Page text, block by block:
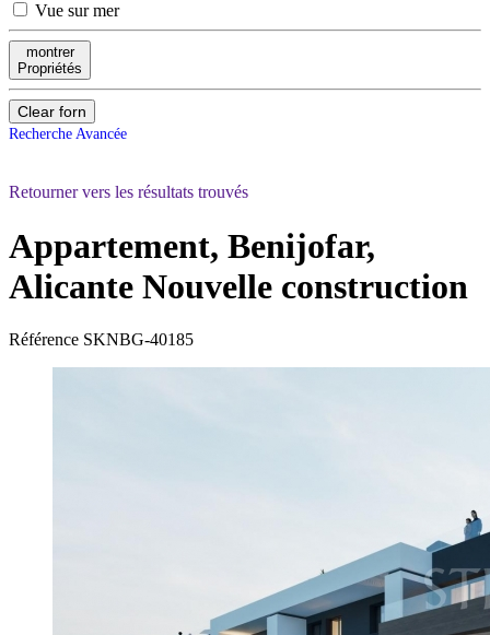
Vue sur mer
montrer
Propriétés
Clear forn
Recherche Avancée
Retourner vers les résultats trouvés
Appartement, Benijofar,
Alicante Nouvelle construction
Référence SKNBG-40185